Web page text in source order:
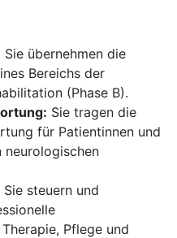
Sie übernehmen die
Bereichs der
(Phase B).
Sie tragen die
für Patientinnen und
neurologischen
Sie steuern und
Pflege und